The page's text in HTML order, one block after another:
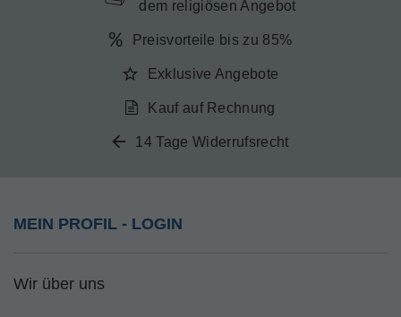
dem religiösen Angebot
Preisvorteile bis zu 85%
Exklusive Angebote
Kauf auf Rechnung
14 Tage Widerrufsrecht
MEIN PROFIL - LOGIN
Wir über uns